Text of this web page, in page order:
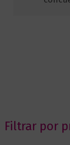
Filtrar por